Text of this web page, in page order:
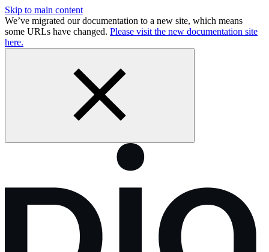
Skip to main content
We’ve migrated our documentation to a new site, which means
some URLs have changed. Please visit the new documentation site
here.